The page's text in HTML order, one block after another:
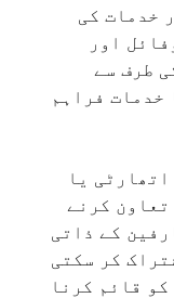
خدمات کی
اور
طرف سے
خدمات فراہم
یا
کرنے
کے ذاتی
کر سکتی
قائم کرنا